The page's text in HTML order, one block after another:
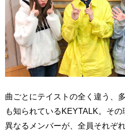
曲ごとにテイストの全く違う、
も知られているKEYTALK。そ
異なるメンバーが、全員それぞ